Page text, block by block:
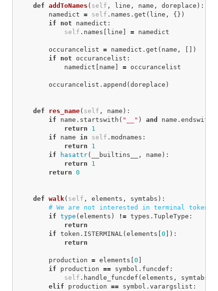
def addToNames ( self , line , name , doreplace ):
namedict = self . names . get ( line ,
{})
if
not namedict :
self . names line = namedict
occurancelist = namedict . get ( name ,
[])
if
not occurancelist :
namedict
name = occurancelist
occurancelist . append ( doreplace )
def res_name( self , name ):
if
name . startswith ( "__" ) and name . endswith
return
1
if
name in self . modnames :
return
1
if
hasattr( __builtins__ , name ):
return
1
return 0
def walk( self , elements , symtabs ):
if type ( elements ) != types . TupleType :
return
if token . ISTERMINAL( elements 0 ]):
return
production = elements 0
if
production == symbol . funcdef :
self . handle_funcdef ( elements , symtabs
elif
production == symbol . varargslist :